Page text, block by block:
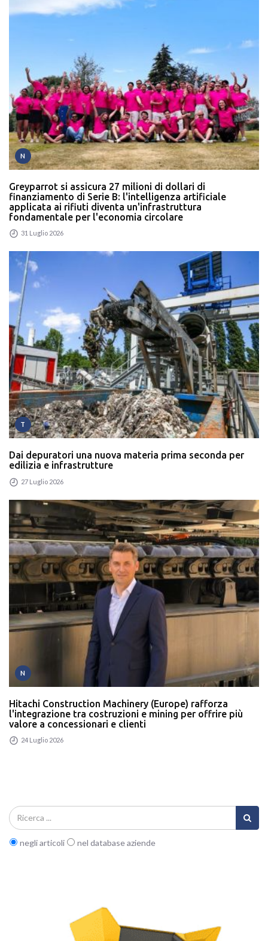
N
Greyparrot si assicura 27 milioni di dollari di
finanziamento di Serie B: l'intelligenza artificiale
applicata ai rifiuti diventa un'infrastruttura
fondamentale per l'economia circolare
31 Luglio 2026
T
Dai depuratori una nuova materia prima seconda per
edilizia e infrastrutture
27 Luglio 2026
N
Hitachi Construction Machinery (Europe) rafforza
l'integrazione tra costruzioni e mining per offrire più
valore a concessionari e clienti
24 Luglio 2026
negli articoli nel database aziende